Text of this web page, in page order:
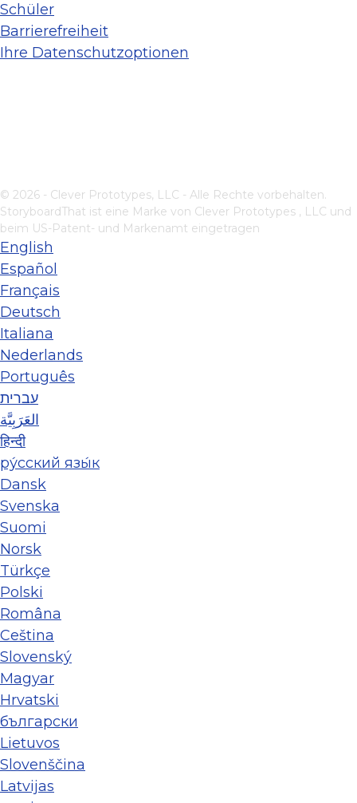
Schüler
Barrierefreiheit
Ihre Datenschutzoptionen
© 2026 - Clever Prototypes, LLC - Alle Rechte vorbehalten.
StoryboardThat ist eine Marke von Clever Prototypes , LLC und
beim US-Patent- und Markenamt eingetragen
English
Español
Français
Deutsch
Italiana
Nederlands
Português
עברית
العَرَبِيَّة
हिन्दी
ру́сский язы́к
Dansk
Svenska
Suomi
Norsk
Türkçe
Polski
Româna
Ceština
Slovenský
Magyar
Hrvatski
български
Lietuvos
Slovenščina
Latvijas